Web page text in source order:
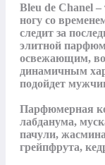
Bleu de Chanel
ногу со
следит за
элитной
освежающим,
динамичным
подойдет
Парфюмерная
лабданума,
пачули,
грейпфрута,